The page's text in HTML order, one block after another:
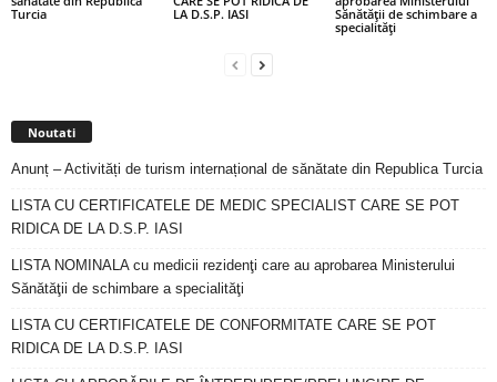
Turcia
LA D.S.P. IASI
Sănătăţii de schimbare a
specialităţi
Noutati
Anunț – Activități de turism internațional de sănătate din Republica Turcia
LISTA CU CERTIFICATELE DE MEDIC SPECIALIST CARE SE POT
RIDICA DE LA D.S.P. IASI
LISTA NOMINALA cu medicii rezidenţi care au aprobarea Ministerului
Sănătăţii de schimbare a specialităţi
LISTA CU CERTIFICATELE DE CONFORMITATE CARE SE POT
RIDICA DE LA D.S.P. IASI